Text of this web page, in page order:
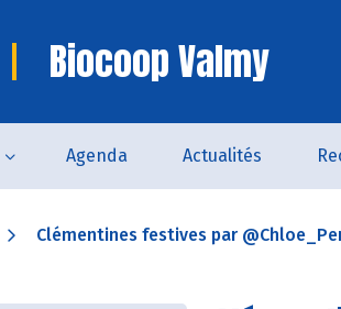
Biocoop Valmy
Agenda Actualités
Clémentines festives par